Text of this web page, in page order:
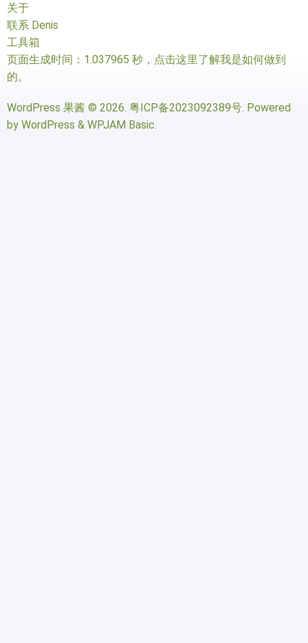
关于
联系 Denis
工具箱
页面生成时间：1.037965 秒， 点击这里了解我是如何做到
的。
WordPress 果酱 © 2026. 粤ICP备2023092389号. Powered
by WordPress & WPJAM Basic.